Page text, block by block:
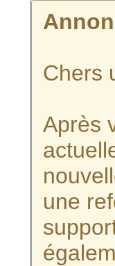
Chers
Après
une